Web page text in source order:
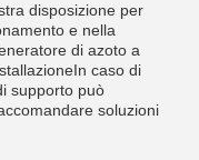
disposizione per
e nella
di azoto a
caso di
supporto può
soluzioni